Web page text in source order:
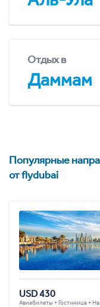
Отдых в
Даммам
Популярные
от flydubai
USD 430
Авиабилеты + Гостиница +